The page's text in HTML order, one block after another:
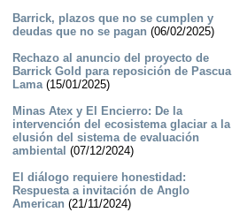
Barrick, plazos que no se cumplen y
deudas que no se pagan (06/02/2025)
Rechazo al anuncio del proyecto de
Barrick Gold para reposición de Pascua
Lama(15/01/2025)
Minas Atex y El Encierro: De la
intervención del ecosistema glaciar a la
elusión del sistema de evaluación
ambiental (07/12/2024)
El diálogo requiere honestidad:
Respuesta a invitación de Anglo
American (21/11/2024)